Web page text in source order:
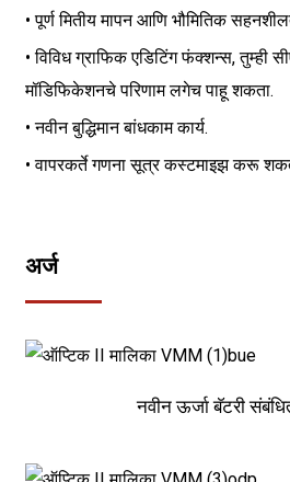
• पूर्ण मितीय मापन आणि भौमितिक
• विविध ग्राफिक एडिटिंग फंक्शन्स, तुम्ही
मॉडिफिकेशनचे परिणाम लगेच पाहू शकता.
• नवीन बुद्धिमान बांधकाम कार्य.
• वापरकर्ते गणना सूत्र कस्टमाइझ करू
अर्ज
नवीन ऊर्जा बॅटरी